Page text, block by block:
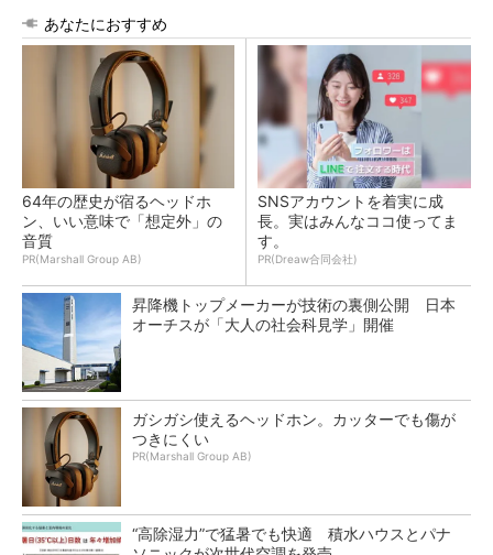
あなたにおすすめ
64年の歴史が宿るヘッドホ
ン、いい意味で「想定外」の
音質
PR(Marshall Group AB)
SNSアカウントを着実に成
長。実はみんなココ使ってま
す。
PR(Dreaw合同会社)
昇降機トップメーカーが技術の裏側公開 日本
オーチスが「大人の社会科見学」開催
ガシガシ使えるヘッドホン。カッターでも傷が
つきにくい
PR(Marshall Group AB)
“高除湿力”で猛暑でも快適 積水ハウスとパナ